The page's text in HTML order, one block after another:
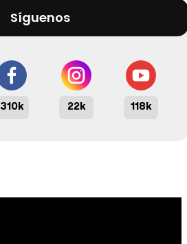
Síguenos
310k 22k 118k